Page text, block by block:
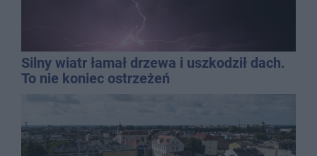
Silny wiatr łamał drzewa i uszkodził dach.
To nie koniec ostrzeżeń